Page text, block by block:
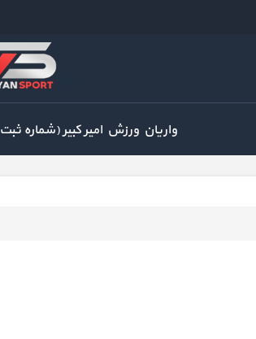
واریان ورزش امیر کبیر (شماره ثبت 44975)